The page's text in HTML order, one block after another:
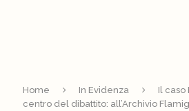
Home In Evidenza
Il caso
centro del dibattito: all’Archivio